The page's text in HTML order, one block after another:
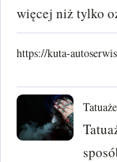
więcej niż tylko
https://kuta-